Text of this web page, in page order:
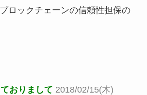
ロックチェーンの信頼性担保の
おりまして 2018/02/15(木)